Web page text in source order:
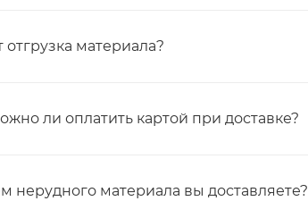
материала?
ли оплатить картой при доставке?
материала вы доставляете?